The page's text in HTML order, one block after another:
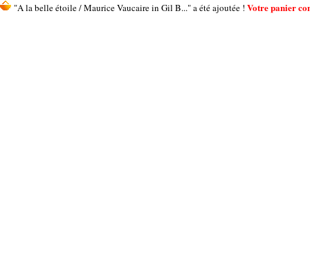
"A la belle étoile / Maurice Vaucaire in Gil B..." a été ajoutée ! Votre panier